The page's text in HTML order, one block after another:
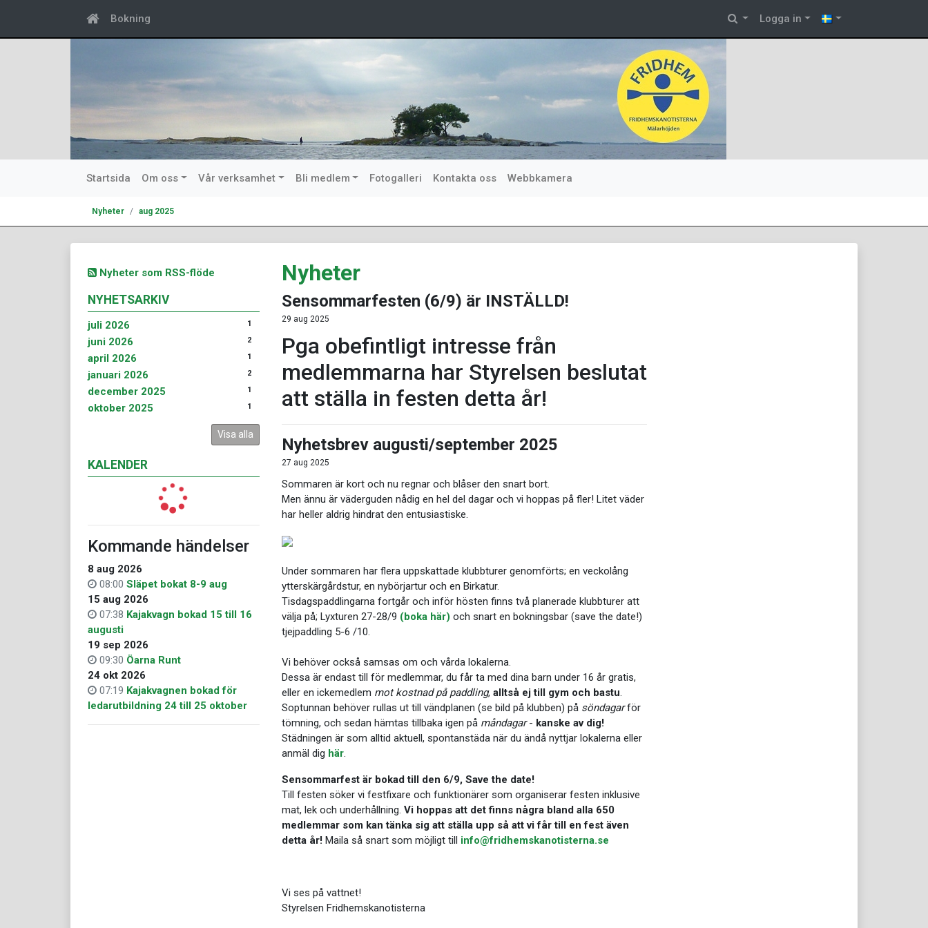
Bokning Logga in
Startsida Om oss Vår verksamhet Bli medlem Fotogalleri Kontakta oss Webbkamera
Nyheter aug 2025
Nyheter som RSS-flöde
NYHETSARKIV
juli 2026 1
juni 2026 2
april 2026 1
januari 2026 2
december 2025 1
oktober 2025 1
Visa alla
KALENDER
Kommande händelser
8 aug 2026
08:00 Släpet bokat 8-9 aug
15 aug 2026
07:38 Kajakvagn bokad 15 till 16
augusti
19 sep 2026
09:30 Öarna Runt
24 okt 2026
07:19 Kajakvagnen bokad för
ledarutbildning 24 till 25 oktober
Nyheter
Sensommarfesten (6/9) är INSTÄLLD!
29 aug 2025
Pga obefintligt intresse från
medlemmarna har Styrelsen beslutat
att ställa in festen detta år!
Nyhetsbrev augusti/september 2025
27 aug 2025
Sommaren är kort och nu regnar och blåser den snart bort.
Men ännu är väderguden nådig en hel del dagar och vi hoppas på fler! Litet väder
har heller aldrig hindrat den entusiastiske.
Under sommaren har flera uppskattade klubbturer genomförts; en veckolång
ytterskärgårdstur, en nybörjartur och en Birkatur.
Tisdagspaddlingarna fortgår och inför hösten finns två planerade klubbturer att
välja på; Lyxturen 27-28/9 (boka här) och snart en bokningsbar (save the date!)
tjejpaddling 5-6 /10.
Vi behöver också samsas om och vårda lokalerna.
Dessa är endast till för medlemmar, du får ta med dina barn under 16 år gratis,
eller en ickemedlem mot kostnad på paddling, alltså ej till gym och bastu.
Soptunnan behöver rullas ut till vändplanen (se bild på klubben) på söndagarför
tömning, och sedan hämtas tillbaka igen på måndagar- kanske av dig!
Städningen är som alltid aktuell, spontanstäda när du ändå nyttjar lokalerna eller
anmäl dig här.
Sensommarfest är bokad till den 6/9, Save the date!
Till festen söker vi festfixare och funktionärer som organiserar festen inklusive
mat, lek och underhållning. Vi hoppas att det finns några bland alla 650
medlemmar som kan tänka sig att ställa upp så att vi får till en fest även
detta år! Maila så snart som möjligt till info@fridhemskanotisterna.se
Vi ses på vattnet!
Styrelsen Fridhemskanotisterna